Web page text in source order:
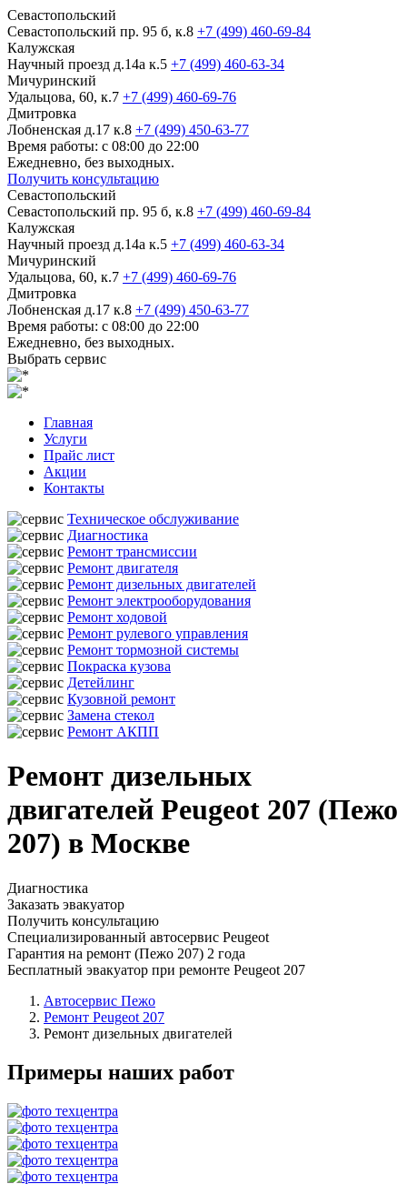
Севастопольский
Севастопольский пр. 95 б, к.8 +7 (499) 460-69-84
Калужская
Научный проезд д.14а к.5 +7 (499) 460-63-34
Мичуринский
Удальцова, 60, к.7 +7 (499) 460-69-76
Дмитровка
Лобненская д.17 к.8 +7 (499) 450-63-77
Время работы: с 08:00 до 22:00
Ежедневно, без выходных.
Получить консультацию
Севастопольский
Севастопольский пр. 95 б, к.8 +7 (499) 460-69-84
Калужская
Научный проезд д.14а к.5 +7 (499) 460-63-34
Мичуринский
Удальцова, 60, к.7 +7 (499) 460-69-76
Дмитровка
Лобненская д.17 к.8 +7 (499) 450-63-77
Время работы: с 08:00 до 22:00
Ежедневно, без выходных.
Выбрать сервис
Главная
Услуги
Прайс лист
Акции
Контакты
Техническое обслуживание
Диагностика
Ремонт трансмиссии
Ремонт двигателя
Ремонт дизельных двигателей
Ремонт электрооборудования
Ремонт ходовой
Ремонт рулевого управления
Ремонт тормозной системы
Покраска кузова
Детейлинг
Кузовной ремонт
Замена стекол
Ремонт АКПП
Ремонт дизельных
двигателей Peugeot 207 (Пежо
207) в Москве
Диагностика
Заказать эвакуатор
Получить консультацию
Специализированный автосервис Peugeot
Гарантия на ремонт (Пежо 207) 2 года
Бесплатный эвакуатор при ремонте Peugeot 207
Автосервис Пежо
Ремонт Peugeot 207
Ремонт дизельных двигателей
Примеры наших работ